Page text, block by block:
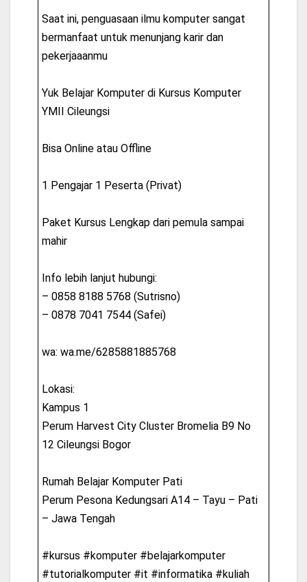
Saat ini, penguasaan ilmu komputer sangat
bermanfaat untuk menunjang karir dan
pekerjaaanmu
Yuk Belajar Komputer di Kursus Komputer
YMII Cileungsi
Bisa Online atau Offline
1 Pengajar 1 Peserta (Privat)
Paket Kursus Lengkap dari pemula sampai
mahir
Info lebih lanjut hubungi:
– 0858 8188 5768 (Sutrisno)
– 0878 7041 7544 (Safei)
wa: wa.me/6285881885768
Lokasi:
Kampus 1
Perum Harvest City Cluster Bromelia B9 No
12 Cileungsi Bogor
Rumah Belajar Komputer Pati
Perum Pesona Kedungsari A14 – Tayu – Pati
– Jawa Tengah
#kursus #komputer #belajarkomputer
#tutorialkomputer #it #informatika #kuliah